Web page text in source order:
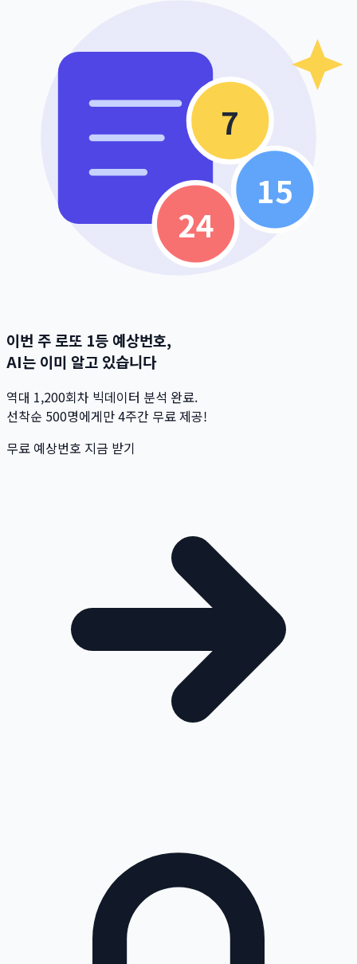
7
15
24
이번 주 로또 1등 예상번호,
AI는 이미 알고 있습니다
역대 1,200회차 빅데이터 분석 완료.
선착순 500명에게만 4주간 무료 제공!
무료 예상번호 지금 받기